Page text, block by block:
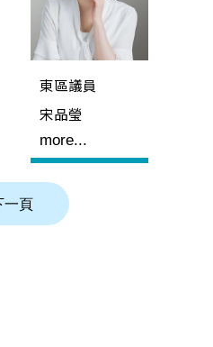
東區議員
宋品瑩
more...